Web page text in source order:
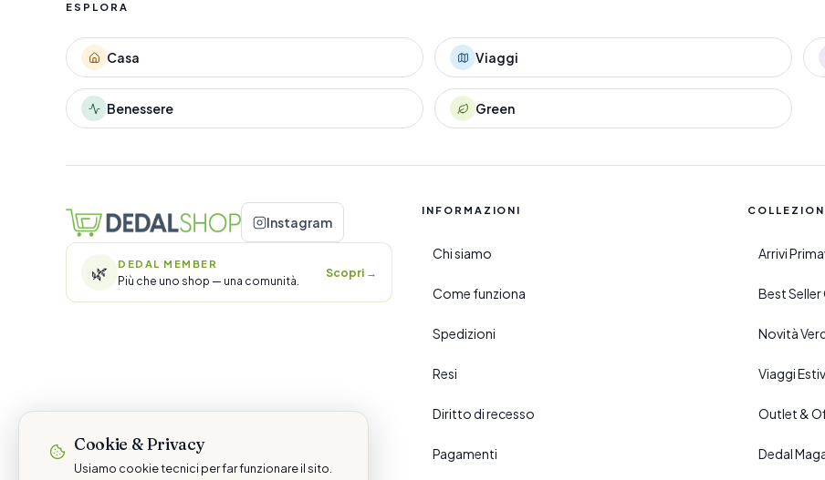
ESPLORA
Casa Viaggi
Benessere Green
Instagram
🌿 DEDAL MEMBER
Più che uno shop — una comunità.
Scopri→
INFORMAZIONI
Chi siamo
Come funziona
Spedizioni
Resi
Diritto di recesso
Pagamenti
Arrivi
Best Seller
Novità
Viaggi
Outlet &
Dedal
Cookie & Privacy
Usiamo cookie tecnici per far funzionare il sito.